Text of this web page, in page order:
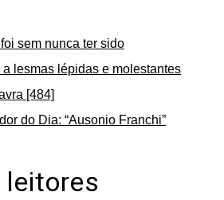
sem nunca ter sido
a lesmas lépidas e molestantes
[484]
do Dia: “Ausonio Franchi”
leitores